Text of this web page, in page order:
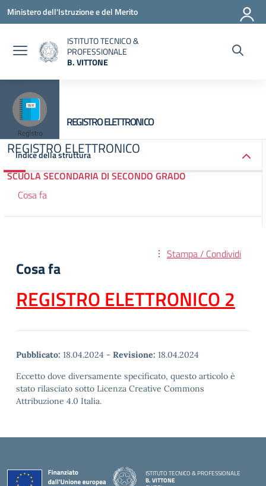
Vai ai contenuti
Vai al menu di navigazione
Vai al footer
Ministero dell'Istruzione e del Merito
ISTITUTO TECNICO &
PROFESSIONALE
B. VITTONE
SCUOLA SECONDARIA DI SECONDO GRADO
REGISTRO ELETTRONICO
REGISTRO ELETTRONICO
Indice della struttura
Cosa fa
Stampa / Condividi
Cosa fa
REGISTRO ELETTRONICO 2
Pubblicato: 18.04.2024 - Revisione: 18.04.2024
Eccetto dove diversamente specificato, questo articolo è
stato rilasciato sotto Licenza Creative Commons
Attribuzione 4.0 Italia.
ISTITUTO TECNICO & PROFESSIONALE
B. VITTONE